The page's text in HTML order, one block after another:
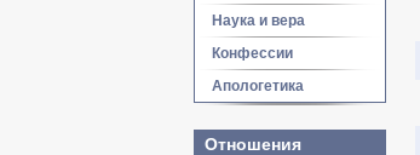
Наука и вера
Конфессии
Апологетика
Отношения